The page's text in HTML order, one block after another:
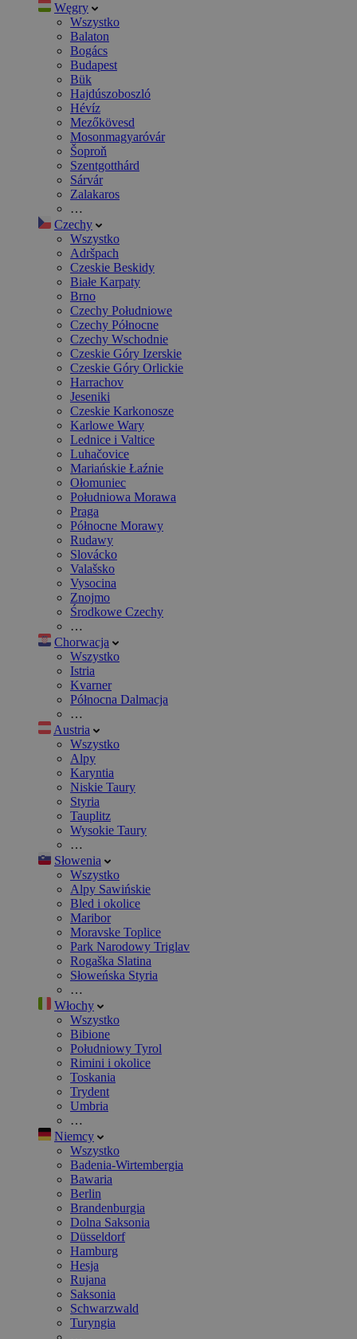
Węgry
Wszystko
Balaton
Bogács
Budapest
Bük
Hajdúszoboszló
Hévíz
Mezőkövesd
Mosonmagyaróvár
Šoproň
Szentgotthárd
Sárvár
Zalakaros
…
Czechy
Wszystko
Adršpach
Czeskie Beskidy
Białe Karpaty
Brno
Czechy Południowe
Czechy Północne
Czechy Wschodnie
Czeskie Góry Izerskie
Czeskie Góry Orlickie
Harrachov
Jeseniki
Czeskie Karkonosze
Karlowe Wary
Lednice i Valtice
Luhačovice
Mariańskie Łaźnie
Ołomuniec
Południowa Morawa
Praga
Północne Morawy
Rudawy
Slovácko
Valašsko
Vysocina
Znojmo
Środkowe Czechy
…
Chorwacja
Wszystko
Istria
Kvarner
Północna Dalmacja
…
Austria
Wszystko
Alpy
Karyntia
Niskie Taury
Styria
Tauplitz
Wysokie Taury
…
Słowenia
Wszystko
Alpy Sawińskie
Bled i okolice
Maribor
Moravske Toplice
Park Narodowy Triglav
Rogaška Slatina
Słoweńska Styria
…
Włochy
Wszystko
Bibione
Południowy Tyrol
Rimini i okolice
Toskania
Trydent
Umbria
…
Niemcy
Wszystko
Badenia-Wirtembergia
Bawaria
Berlin
Brandenburgia
Dolna Saksonia
Düsseldorf
Hamburg
Hesja
Rujana
Saksonia
Schwarzwald
Turyngia